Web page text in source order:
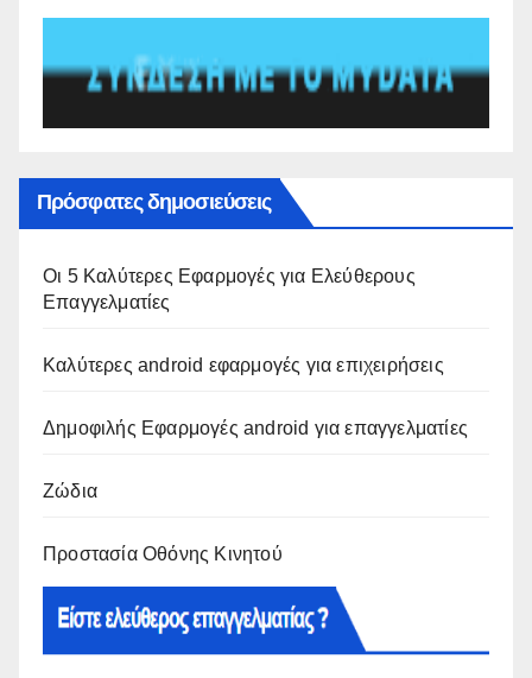
Πρόσφατες δημοσιεύσεις
Οι 5 Καλύτερες Εφαρμογές για Ελεύθερους
Επαγγελματίες
Καλύτερες android εφαρμογές για επιχειρήσεις
Δημοφιλής Εφαρμογές android για επαγγελματίες
Ζώδια
Προστασία Οθόνης Κινητού